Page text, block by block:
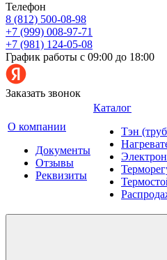
Телефон
8 (812) 500-08-98
+7 (999) 008-97-71
+7 (981) 124-05-08
График работы с 09:00 до 18:00
Заказать звонок
О компании
Документы
Отзывы
Реквизиты
Каталог
Тэн